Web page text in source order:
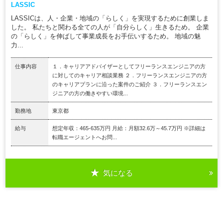
LASSIC
LASSICは、人・企業・地域の「らしく」を実現するために創業しま
した。 私たちと関わる全ての人が「自分らしく」生きるため。 企業
の「らしく」を伸ばして事業成長をお手伝いするため。 地域の魅
力...
仕事内容
１．キャリアアドバイザーとしてフリーランスエンジニアの方
に対してのキャリア相談業務 ２．フリーランスエンジニアの方
のキャリアプランに沿った案件のご紹介 ３．フリーランスエン
ジニアの方の働きやすい環境...
勤務地 東京都
給与
想定年収：465-635万円 月給：月額32.6万～45.7万円 ※詳細は
転職エージェントへお問...
気になる